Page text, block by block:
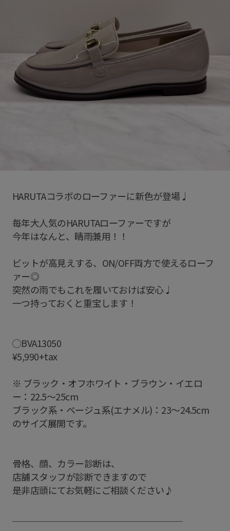
HARUTAコラボのローファーに新色が登場♩
毎年大人気のHARUTAローファーですが
今年はなんと、晴雨兼用！！
ビットが高見えする、ON/OFF両方で使えるローフ
ァー◎
突然の雨でもこれを履いておけば安心♩
一つ持っておくと重宝します！
◯BVA13050
¥5,990+tax
※ ブラック・オフホワイト・ブラウン・イエロ
ー：22.5〜25cm
ブラック系・ベージュ系(エナメル)：23〜24.5cm
のサイズ展開です。
骨格、顔、カラー診断は、
店舗スタッフが診断できますので
是非店頭にてお気軽にご相談ください♪